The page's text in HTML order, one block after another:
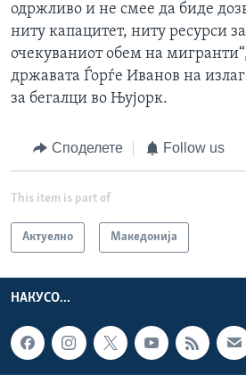
одржливо и не смее да биде
ниту капацитет, ниту ресурси
очекуваниот обем на
државата Ѓорѓе Иванов на
за бегалци во Њујорк.
Споделете Follow us
This item is part of
Актуелно Македонија
НАКУСО...